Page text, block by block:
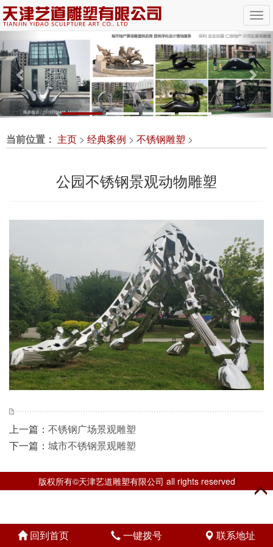
Previous
当前位置： 主页 > 经典案例 > 不锈钢雕塑 >
公园不锈钢景观动物雕塑
上一篇： 不锈钢广场景观雕塑
下一篇： 城市不锈钢景观雕塑
版权所有©天津艺道雕塑有限公司 all rights reserved
回到首页 一键拨号 联系地址